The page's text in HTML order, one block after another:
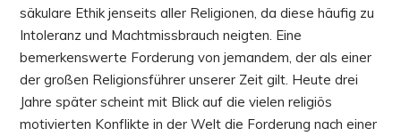
säkulare Ethik jenseits aller Religionen, da diese häufig zu
Intoleranz und Machtmissbrauch neigten. Eine
bemerkenswerte Forderung von jemandem, der als einer
der großen Religionsführer unserer Zeit gilt. Heute drei
Jahre später scheint mit Blick auf die vielen religiös
motivierten Konflikte in der Welt die Forderung nach einer